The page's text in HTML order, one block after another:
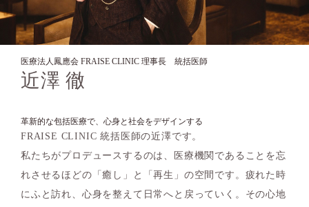
医療法人鳳應会 FRAISE CLINIC 理事長 統括医師
近澤 徹
革新的な包括医療で、心身と社会をデザインする
FRAISE CLINIC 統括医師の近澤です。
私たちがプロデュースするのは、医療機関であることを忘
れさせるほどの「癒し」と「再生」の空間です。疲れた時
にふと訪れ、心身を整えて日常へと戻っていく。その心地